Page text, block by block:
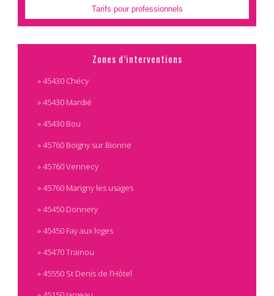
Tarifs pour professionnels
Zones d’interventions
» 45430 Chécy
» 45430 Mardié
» 45430 Bou
» 45760 Boigny sur Bionne
» 45760 Vennecy
» 45760 Marigny les usages
» 45450 Donnery
» 45450 Fay aux loges
» 45470 Trainou
» 45550 St Denis de l’Hôtel